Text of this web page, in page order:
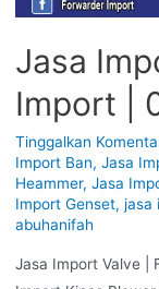
Jasa
Import |
Tinggalkan
Import Ban, Jasa
Heammer, Jasa
Import Genset, jasa
abuhanifah
Jasa Import Valve |